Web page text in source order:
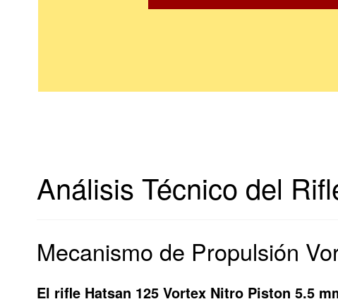
Análisis Técnico del
Mecanismo de Propulsión
El rifle Hatsan 125 Vortex Nitro Piston 5.5